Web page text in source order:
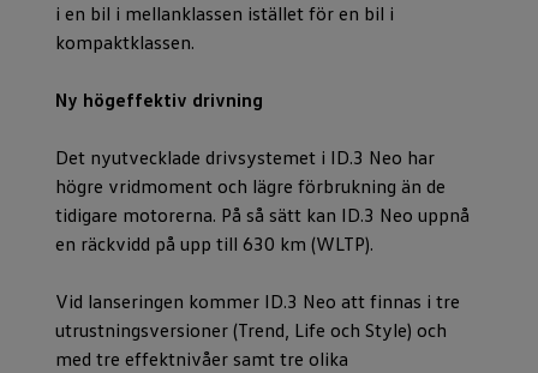
i en bil i mellanklassen istället för en bil i
kompaktklassen.
Ny högeffektiv drivning
Det nyutvecklade drivsystemet i ID.3 Neo har
högre vridmoment och lägre förbrukning än de
tidigare motorerna. På så sätt kan ID.3 Neo uppnå
en räckvidd på upp till 630 km (WLTP).
Vid lanseringen kommer ID.3 Neo att finnas i tre
utrustningsversioner (Trend, Life och Style) och
med tre effektnivåer samt tre olika